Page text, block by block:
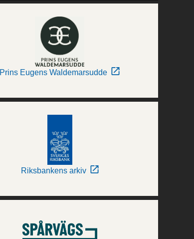
Prins Eugens Waldemarsudde
Riksbankens arkiv